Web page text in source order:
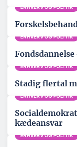
ERHVERV OG POLITIK
ERHVERV OG POLITIK
ERHVERV OG POLITIK
Stadig flertal
ERHVERV OG POLITIK
kædeansvar
ERHVERV OG POLITIK